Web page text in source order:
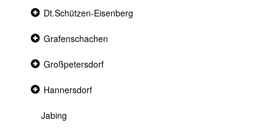
Collapsed
Dt.Schützen-Eisenberg
Collapsed
Grafenschachen
Collapsed
section
Großpetersdorf
Collapsed
Hannersdorf
Jabing